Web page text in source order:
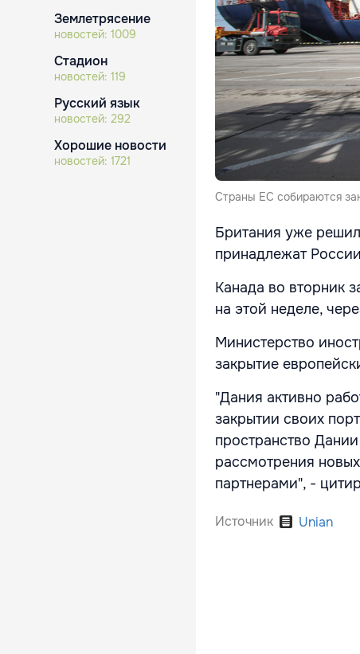
Землетрясение
новостей: 1009
Стадион
новостей: 119
Русский язык
новостей: 292
Хорошие новости
новостей: 1721
Страны ЕС собираются
Британия уже
принадлежат
Канада во вторник
на этой неделе,
Министерство
закрытие
"Дания активно
закрытии своих
пространство
рассмотрения
партнерами", -
Источник Unian